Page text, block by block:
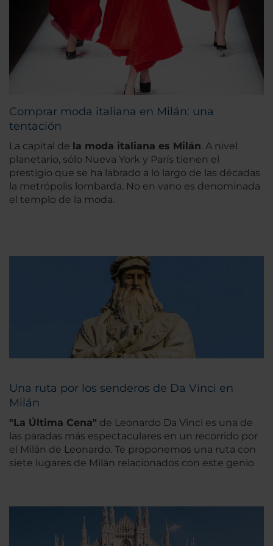
Comprar moda italiana en Milán: una
tentación
La capital de la moda italiana es Milán. A nivel
planetario, sólo Nueva York y París tienen el
prestigio que se ha labrado a lo largo de las décadas
la metrópolis lombarda. No en vano es denominada
el templo de la moda.
Una ruta por los senderos de Da Vinci en
Milán
"La Última Cena" de Leonardo Da Vinci es una de
las paradas más espectaculares en un recorrido por
el Milán de Leonardo. Te proponemos una ruta con
siete lugares de Milán relacionados con este genio